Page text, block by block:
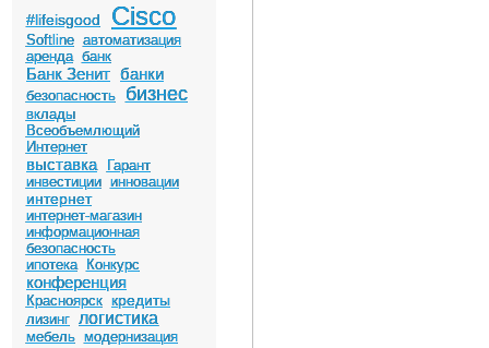
#lifeisgood Cisco
Softline автоматизация
аренда банк
Банк Зенит банки
безопасность бизнес
вклады
Всеобъемлющий
Интернет
выставка
Гарант
инвестиции инновации
интернет
интернет-магазин
информационная
безопасность
ипотека
Конкурс
конференция
Красноярск кредиты
лизинг логистика
мебель модернизация